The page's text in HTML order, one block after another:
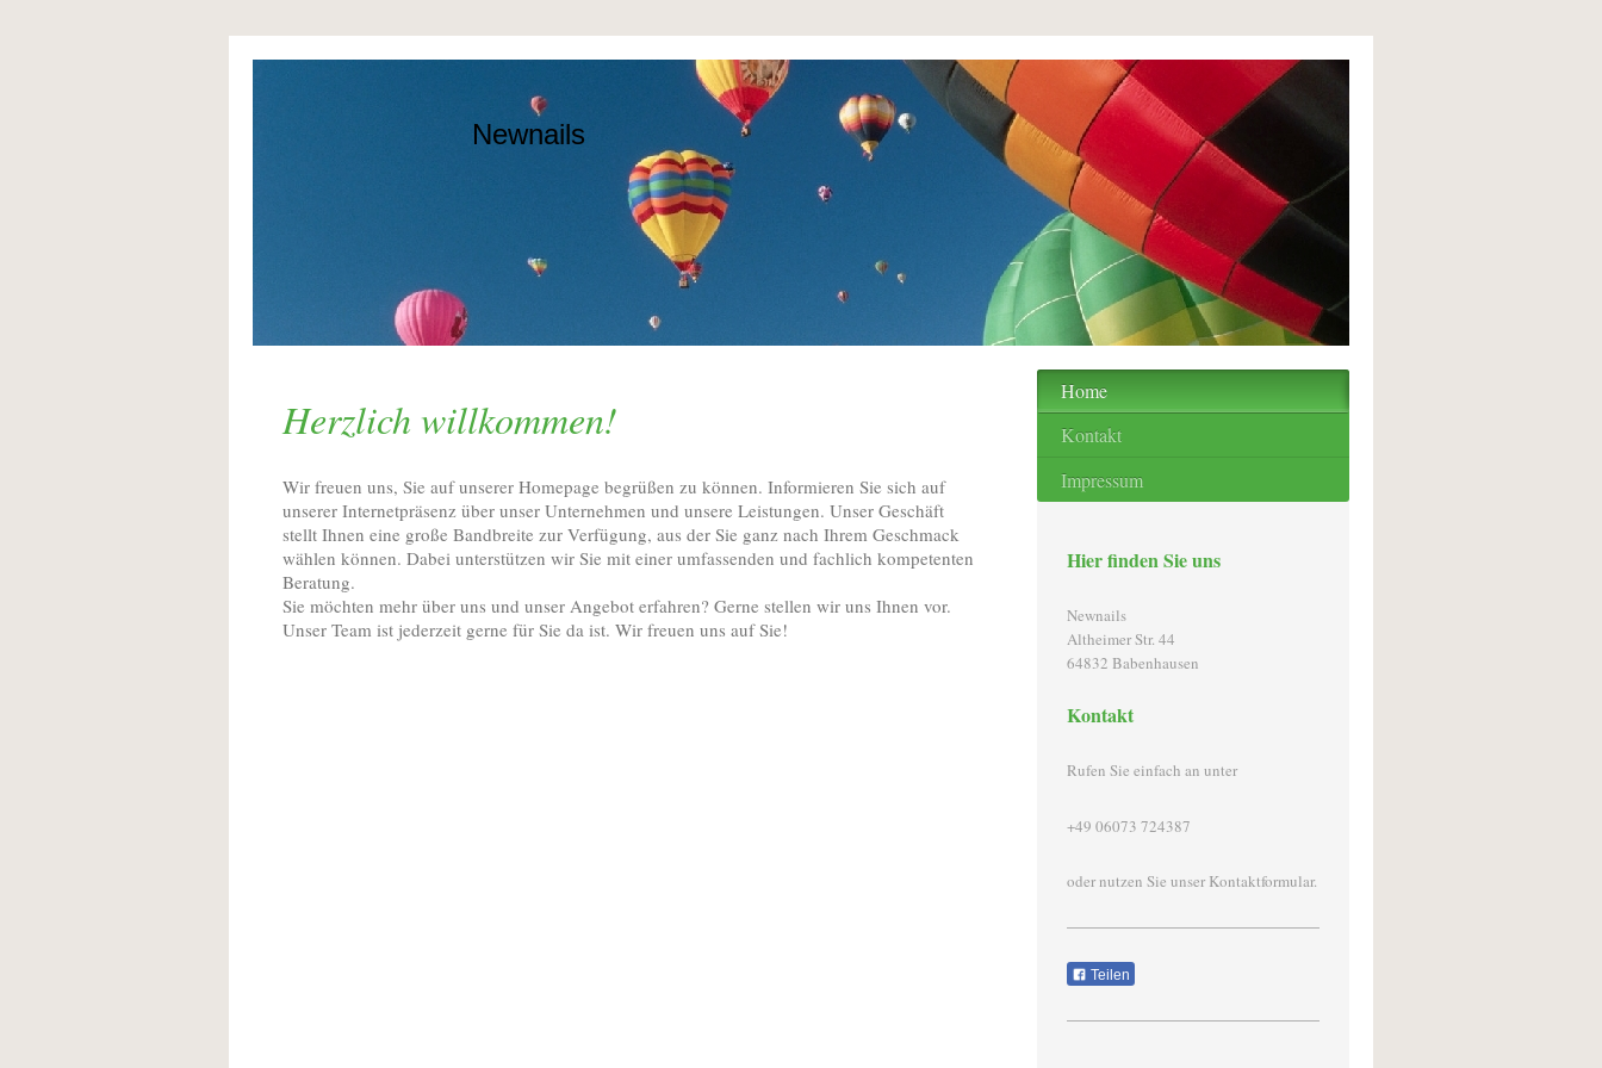
Newnails
Herzlich willkommen!
Wir freuen uns, Sie auf unserer Homepage begrüßen zu können. Informieren Sie sich auf
unserer Internetpräsenz über unser Unternehmen und unsere Leistungen. Unser Geschäft
stellt Ihnen eine große Bandbreite zur Verfügung, aus der Sie ganz nach Ihrem Geschmack
wählen können. Dabei unterstützen wir Sie mit einer umfassenden und fachlich kompetenten
Beratung.
Sie möchten mehr über uns und unser Angebot erfahren? Gerne stellen wir uns Ihnen vor.
Unser Team ist jederzeit gerne für Sie da ist. Wir freuen uns auf Sie!
Home
Kontakt
Impressum
Hier finden Sie uns
Newnails
Altheimer Str. 44
64832 Babenhausen
Kontakt
Rufen Sie einfach an unter
+49 06073 724387
oder nutzen Sie unser Kontaktformular.
Teilen